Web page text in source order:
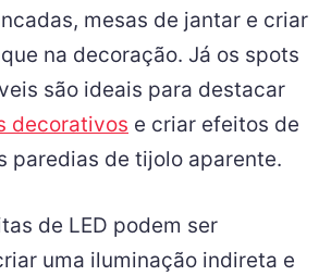
mesas de jantar e criar
na decoração. Já os spots
são ideais para destacar
decorativos e criar efeitos de
paredias de tijolo aparente.
de LED podem ser
uma iluminação indireta e